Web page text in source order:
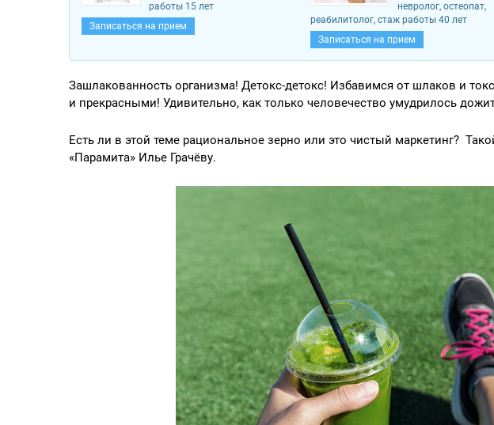
работы 15 лет
Записаться на прием
невролог, остеопат,
реабилитолог, стаж работы 40 лет
Записаться на прием
Зашлакованность организма! Детокс-детокс! Избавимся от шлаков и
и прекрасными! Удивительно, как только человечество умудрилось
Есть ли в этой теме рациональное зерно или это чистый маркетинг?
«Парамита» Илье Грачёву.